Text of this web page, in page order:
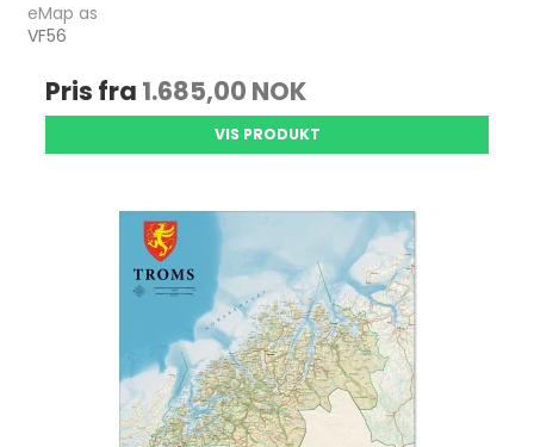
eMap as
VF56
Pris fra 1.685,00 NOK
VIS PRODUKT